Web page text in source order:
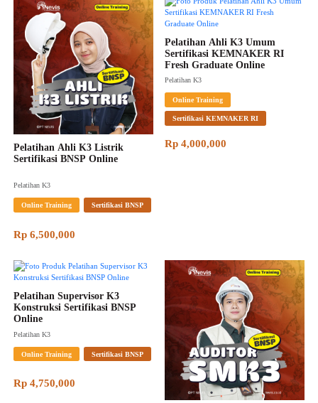
Pelatihan Ahli K3 Listrik
Sertifikasi BNSP Online
Pelatihan K3
Online Training Sertifikasi BNSP
Rp 6,500,000
Pelatihan Ahli K3 Umum
Sertifikasi KEMNAKER RI
Fresh Graduate Online
Pelatihan K3
Online Training
Sertifikasi KEMNAKER RI
Rp 4,000,000
Pelatihan Supervisor K3
Konstruksi Sertifikasi BNSP
Online
Pelatihan K3
Online Training Sertifikasi BNSP
Rp 4,750,000